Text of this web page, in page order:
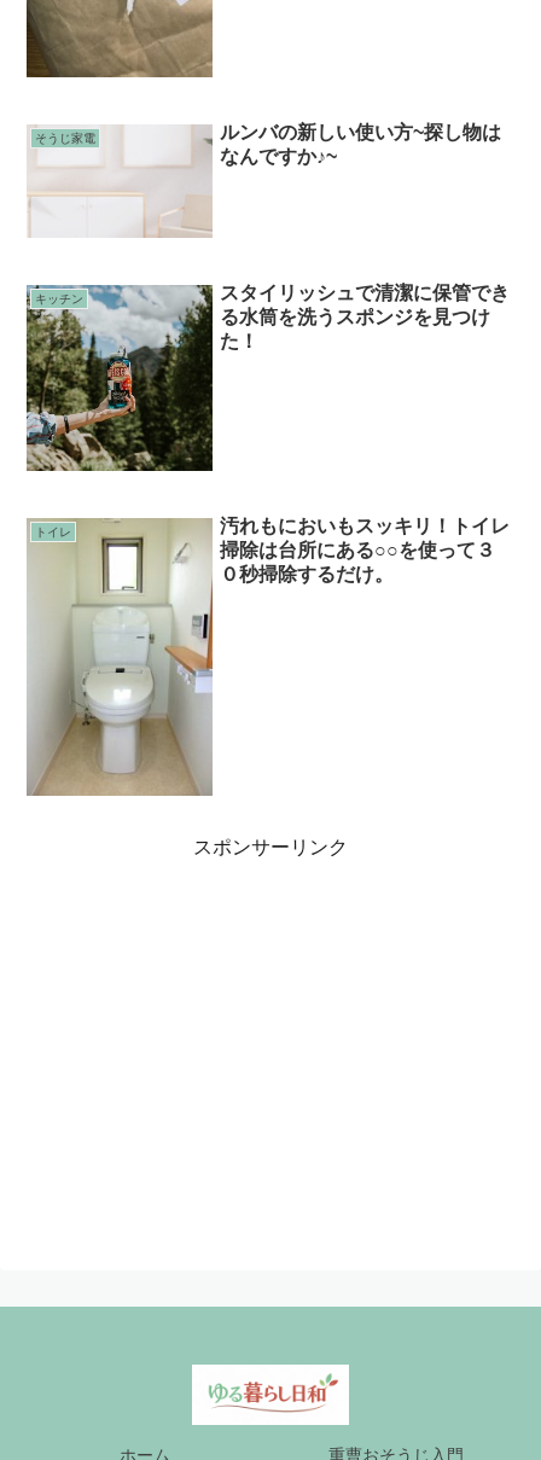
そうじ家電
ルンバの新しい使い方~探し物は
なんですか♪~
キッチン
スタイリッシュで清潔に保管でき
る水筒を洗うスポンジを見つけ
た！
トイレ
汚れもにおいもスッキリ！トイレ
掃除は台所にある○○を使って３
０秒掃除するだけ。
スポンサーリンク
ホーム 重曹おそうじ入門